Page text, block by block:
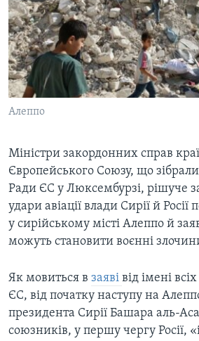
СУСПІЛЬСТВО
ЕКОНОМІКА
ІСТОРІЇ УСПІХУ УКРАЇНЦІВ
ТЕЛЕПРОГРАМИ
ЧАС-TIME
БРИФІНГ ГОЛОСУ АМЕРИКИ
ПРАЙМ-ТАЙМ
ПОГЛЯД З ВАШИНГТОНА
ENGLISH
Learning English
Мови
Алеппо
Міністри закордонних справ
Європейського Союзу, що
Ради ЄС у Люксембурзі, рішуче
удари авіації влади Сирії й Росії
у сирійському місті Алеппо й
можуть становити воєнні
Як мовиться в заяві від імені
ЄС, від початку наступу на
президента Сирії Башара аль-
союзників, у першу чергу Росії,